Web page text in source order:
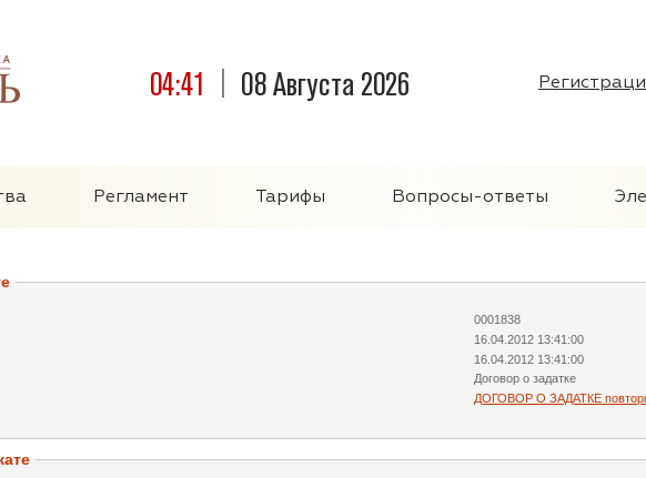
04:41 08 Августа 2026
Регламент Тарифы Вопросы-ответы
0001838
16.04.2012 13:41:00
16.04.2012 13:41:00
Договор о задатке
ДОГОВОР О ЗАДАТКЕ